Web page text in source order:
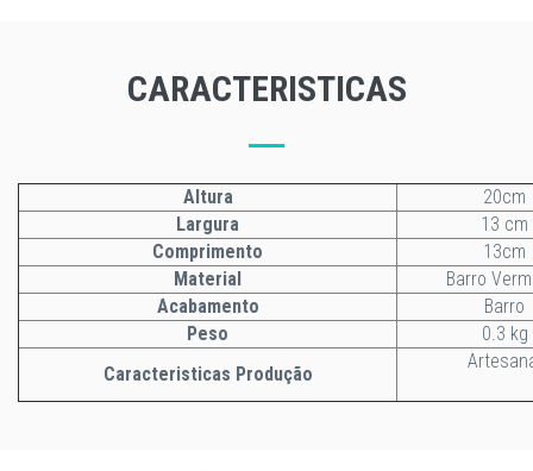
CARACTERISTICAS
Altura
20cm
Largura
13 cm
Comprimento
13cm
Material
Barro
Acabamento
Barro
Peso
0.3 kg
Caracteristicas Produção